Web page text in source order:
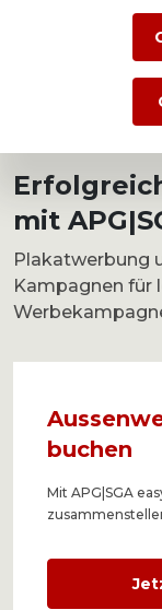
mit
Plakatwerbung
Kampagnen für
buchen
Mit APG|SGA